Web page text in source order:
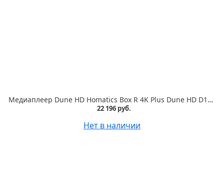
Медиаплеер Dune HD Homatics Box R 4K Plus Dune HD D1001 UltraHD/60 Hz/HDR/HDR10+/Dolby Vision, CPU Amlogic S905X4-K, RAM 4 Gb, Flash 32 Gb, 1xUSB3.0,
22 196 руб.
Нет в наличии